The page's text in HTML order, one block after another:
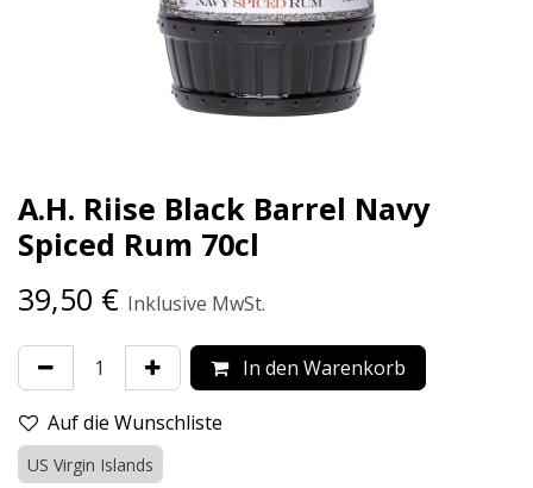
A.H. Riise Black Barrel Navy
Spiced Rum 70cl
39,50 € Inklusive MwSt.
In den Warenkorb
Auf die Wunschliste
US Virgin Islands